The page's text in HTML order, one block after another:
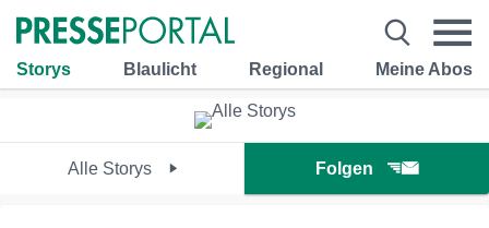
Storys Blaulicht Regional Meine Abos
Alle Storys Folgen